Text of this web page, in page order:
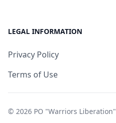
LEGAL INFORMATION
Privacy Policy
Terms of Use
© 2026 PO "Warriors Liberation"